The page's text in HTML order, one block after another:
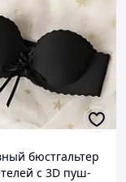
бюстгальтер
с 3D пуш-